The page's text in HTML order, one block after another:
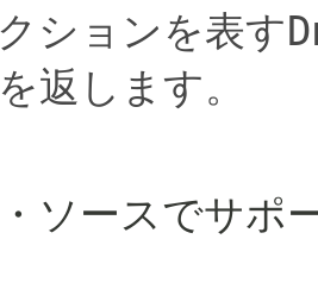
ションを表す
返します。
ソースでサポ